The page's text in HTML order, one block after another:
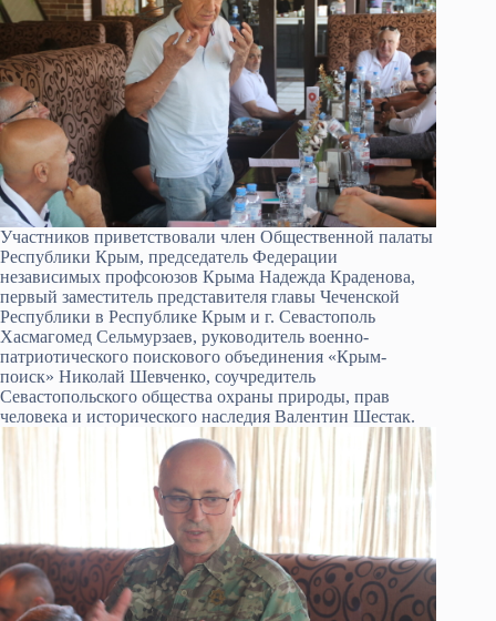
Участников приветствовали член Общественной палаты
Республики Крым, председатель Федерации
независимых профсоюзов Крыма Надежда Краденова,
первый заместитель представителя главы Чеченской
Республики в Республике Крым и г. Севастополь
Хасмагомед Сельмурзаев, руководитель военно-
патриотического поискового объединения «Крым-
поиск» Николай Шевченко, соучредитель
Севастопольского общества охраны природы, прав
человека и исторического наследия Валентин Шестак.